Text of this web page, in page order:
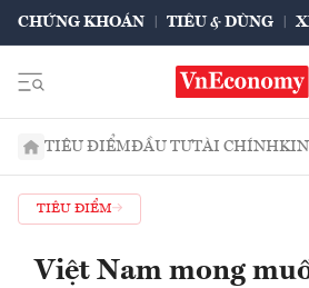
CHỨNG KHOÁN TIÊU & DÙNG
TIÊU ĐIỂMĐẦU TƯTÀI CHÍNH
TIÊU ĐIỂM
Việt Nam mong